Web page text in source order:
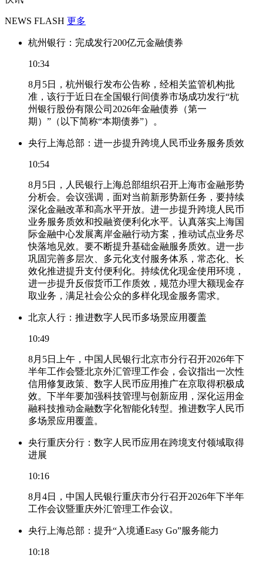
NEWS FLASH 更多
杭州银行：完成发行200亿元金融债券
10:34
8月5日，杭州银行发布公告称，经相关监管机构批
准，该行于近日在全国银行间债券市场成功发行“杭
州银行股份有限公司2026年金融债券（第一
期）”（以下简称“本期债券”）。
央行上海总部：进一步提升跨境人民币业务服务质效
10:54
8月5日，人民银行上海总部组织召开上海市金融形势
分析会。会议强调，面对当前新形势新任务，要持续
深化金融改革和高水平开放。进一步提升跨境人民币
业务服务质效和投融资便利化水平。认真落实上海国
际金融中心发展离岸金融行动方案，推动试点业务尽
快落地见效。要不断提升基础金融服务质效。进一步
巩固完善多层次、多元化支付服务体系，常态化、长
效化推进提升支付便利化。持续优化现金使用环境，
进一步提升反假货币工作质效，规范办理大额现金存
取业务，满足社会公众的多样化现金服务需求。
北京人行：推进数字人民币多场景应用覆盖
10:49
8月5日上午，中国人民银行北京市分行召开2026年下
半年工作会暨北京外汇管理工作会，会议指出一次性
信用修复政策、数字人民币应用推广在京取得积极成
效。下半年要加强科技管理与创新应用，深化运用金
融科技推动金融数字化智能化转型。推进数字人民币
多场景应用覆盖。
央行重庆分行：数字人民币应用在跨境支付领域取得
进展
10:16
8月4日，中国人民银行重庆市分行召开2026年下半年
工作会议暨重庆外汇管理工作会议。
央行上海总部：提升“入境通Easy Go”服务能力
10:18